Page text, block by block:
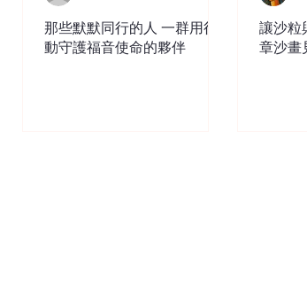
那些默默同行的人 一群用行
動守護福音使命的夥伴
讓沙粒
章沙畫